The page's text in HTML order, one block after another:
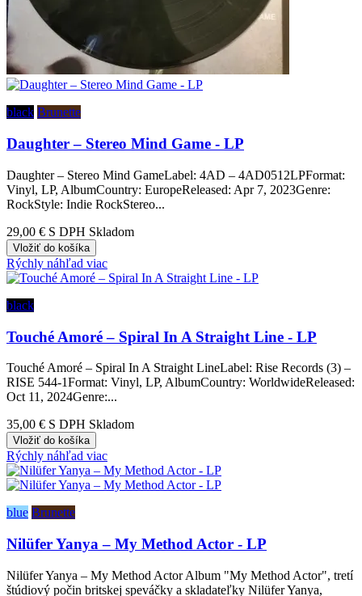
black Brunette
Daughter – Stereo Mind Game - LP
Daughter – Stereo Mind GameLabel: 4AD – 4AD0512LPFormat:
Vinyl, LP, AlbumCountry: EuropeReleased: Apr 7, 2023Genre:
RockStyle: Indie RockStereo...
29,00 € S DPH Skladom
Vložiť do košíka
Rýchly náhľad viac
black
Touché Amoré – Spiral In A Straight Line - LP
Touché Amoré – Spiral In A Straight LineLabel: Rise Records (3) –
RISE 544-1Format: Vinyl, LP, AlbumCountry: WorldwideReleased:
Oct 11, 2024Genre:...
35,00 € S DPH Skladom
Vložiť do košíka
Rýchly náhľad viac
blue Brunette
Nilüfer Yanya – My Method Actor - LP
Nilüfer Yanya – My Method Actor Album "My Method Actor", tretí
štúdiový počin britskej speváčky a skladateľky Nilüfer Yanya,